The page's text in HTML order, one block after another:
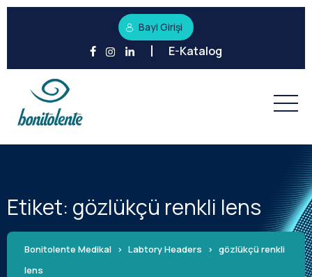
Bayi Girişi
E-Katalog
Etiket: gözlükçü renkli lens
Bonitolente Medikal > Labtory Headers > gözlükçü renkli
lens